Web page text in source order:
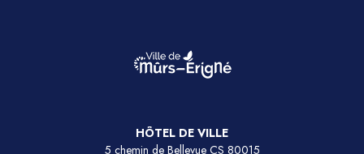
HÔTEL DE VILLE
5 chemin de Bellevue CS 80015